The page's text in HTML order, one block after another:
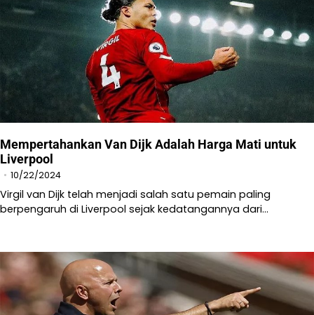
Mempertahankan Van Dijk Adalah Harga Mati untuk
Liverpool
10/22/2024
Virgil van Dijk telah menjadi salah satu pemain paling
berpengaruh di Liverpool sejak kedatangannya dari…